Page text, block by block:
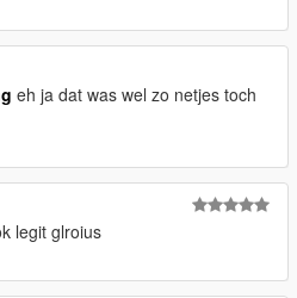
eh ja dat was wel zo netjes toch
legit glroius